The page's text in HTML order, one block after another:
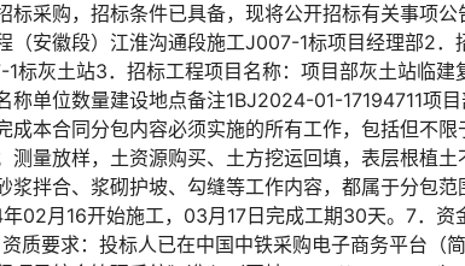
标采购，招标条件已具备，现将公开招标有关事项
（安徽段）江淮沟通段施工J007-1标项目经理部2
标灰土站3．招标工程项目名称：项目部灰土站临
称单位数量建设地点备注1BJ2024-01-17194711项
成本合同分包内容必须实施的所有工作，包括但不
测量放样，土资源购买、土方挖运回填，表层根植
浆拌合、浆砌护坡、勾缝等工作内容，都属于分包
02月16开始施工，03月17日完成工期30天。7．
资质要求：投标人已在中国中铁采购电子商务平台